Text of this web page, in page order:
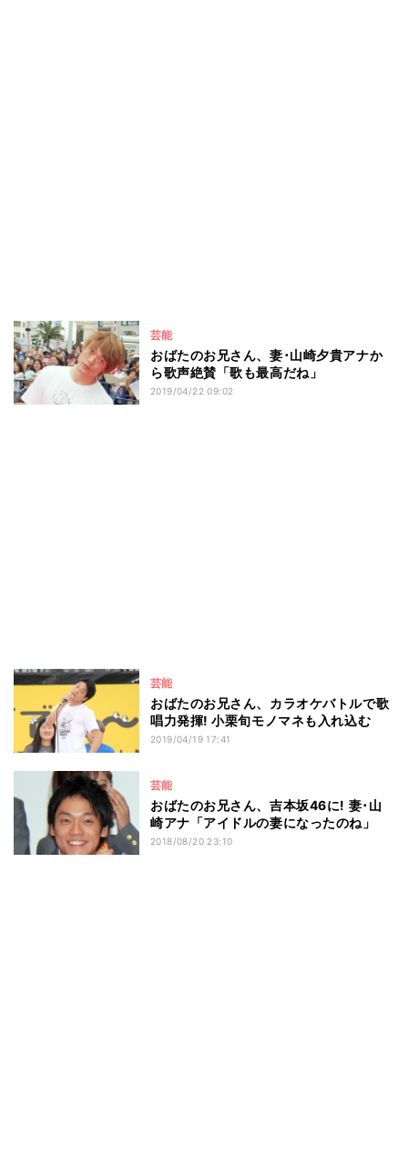
芸能
おばたのお兄さん、妻･山崎夕貴アナか
ら歌声絶賛「歌も最高だね」
2019/04/22 09:02
芸能
おばたのお兄さん、カラオケバトルで歌
唱力発揮! 小栗旬モノマネも入れ込む
2019/04/19 17:41
芸能
おばたのお兄さん、吉本坂46に! 妻･山
崎アナ「アイドルの妻になったのね」
2018/08/20 23:10